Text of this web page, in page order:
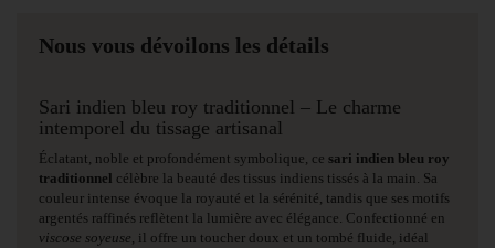
Nous vous dévoilons les détails
Sari indien bleu roy traditionnel – Le charme
intemporel du tissage artisanal
Éclatant, noble et profondément symbolique, ce sari indien bleu roy
traditionnel célèbre la beauté des tissus indiens tissés à la main. Sa
couleur intense évoque la royauté et la sérénité, tandis que ses motifs
argentés raffinés reflètent la lumière avec élégance. Confectionné en
viscose soyeuse , il offre un toucher doux et un tombé fluide, idéal